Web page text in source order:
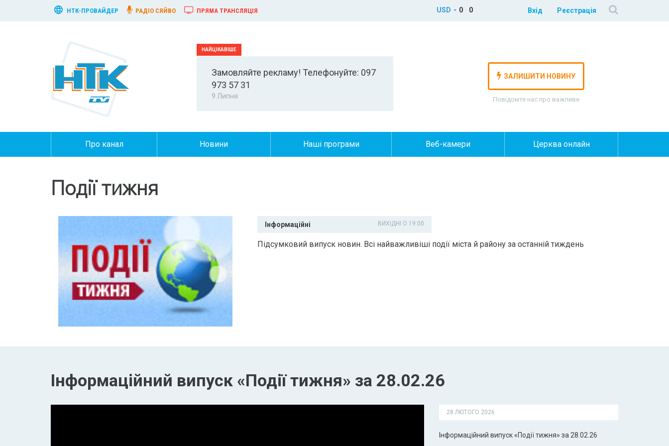
НТК-ПРОВАЙДЕР РАДІО СЯЙВО ПРЯМА ТРАНСЛЯЦІЯ USD 0 0 Вхід Реєстрація
Замовляйте рекламу! Телефонуйте: 097
973 57 31
9 Липня
ЗАЛИШИТИ НОВИНУ
Повідомте нас про важливе
Про канал Новини Наші програми Веб-камери Церква онлайн
Події тижня
Інформаційні ВИХІДНІ О 19:00
Підсумковий випуск новин. Всі найважливіші події міста й району за останній тиждень
Інформаційний випуск «Події тижня» за 28.02.26
28 ЛЮТОГО 2026
Інформаційний випуск «Події тижня» за 28.02.26